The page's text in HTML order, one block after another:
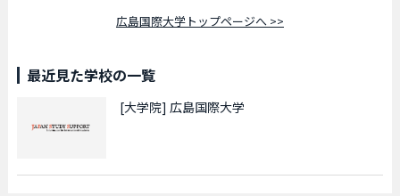
広島国際大学トップページへ >>
最近見た学校の一覧
[大学院] 広島国際大学